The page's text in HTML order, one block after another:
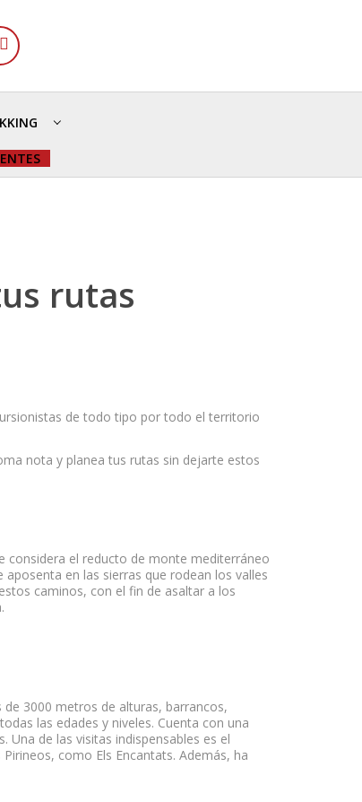
rutas
de todo tipo por todo el territorio
nota y planea tus rutas sin dejarte estos
considera el reducto de monte mediterráneo
en las sierras que rodean los valles
caminos, con el fin de asaltar a los
de 3000 metros de alturas, barrancos,
las edades y niveles. Cuenta con una
de las visitas indispensables es el
como Els Encantats. Además, ha